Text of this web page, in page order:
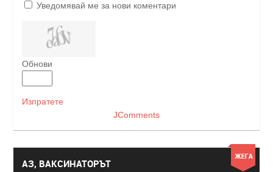
Уведомявай ме за нови коментари
Обнови
Изпратете
JComments
АЗ, ВАКСИНАТОРЪТ